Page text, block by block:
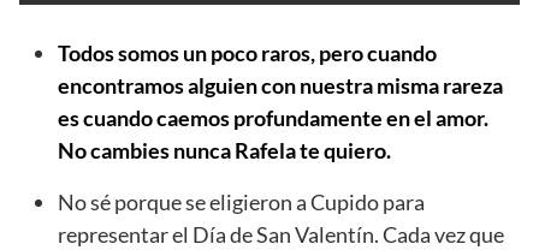
Todos somos un poco raros, pero cuando
encontramos alguien con nuestra misma rareza
es cuando caemos profundamente en el amor.
No cambies nunca Rafela te quiero.
No sé porque se eligieron a Cupido para
representar el Día de San Valentín. Cada vez que